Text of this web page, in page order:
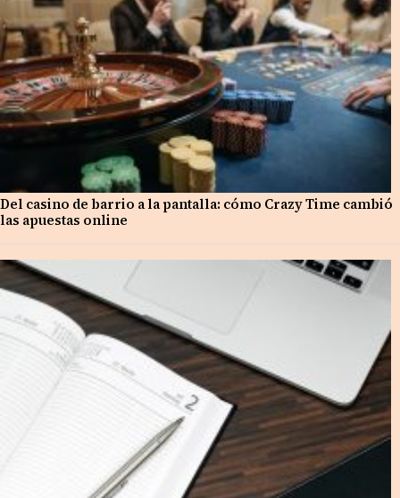
Del casino de barrio a la pantalla: cómo Crazy Time cambió
las apuestas online